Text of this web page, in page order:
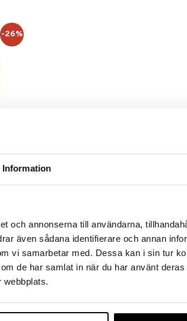
Information
och annonserna till användarna,
även sådana identifierare och annan
vi samarbetar med. Dessa kan i sin tur
de har samlat in när du har använt
webbplats.
Joint
-26%